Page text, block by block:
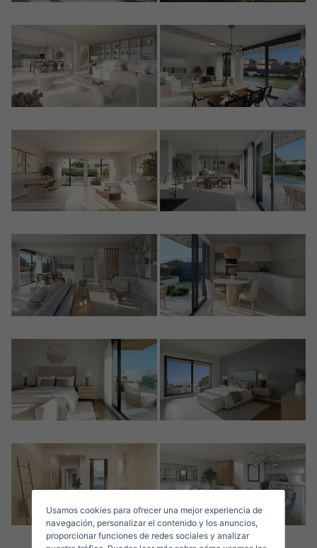
Descargar Expose
Crear una cuenta
Nombre*
Apellidos*
Correo Electrónico*
Vende tu Propiedad
Usamos cookies para ofrecer una mejor experiencia de
navegación, personalizar el contenido y los anuncios,
proporcionar funciones de redes sociales y analizar